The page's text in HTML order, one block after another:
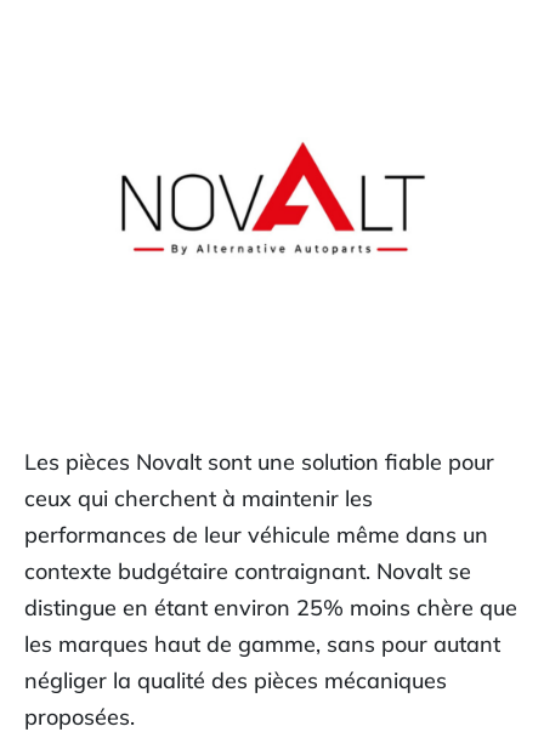
Les pièces Novalt sont une solution fiable pour
ceux qui cherchent à maintenir les
performances de leur véhicule même dans un
contexte budgétaire contraignant. Novalt se
distingue en étant environ 25% moins chère que
les marques haut de gamme, sans pour autant
négliger la qualité des pièces mécaniques
proposées.